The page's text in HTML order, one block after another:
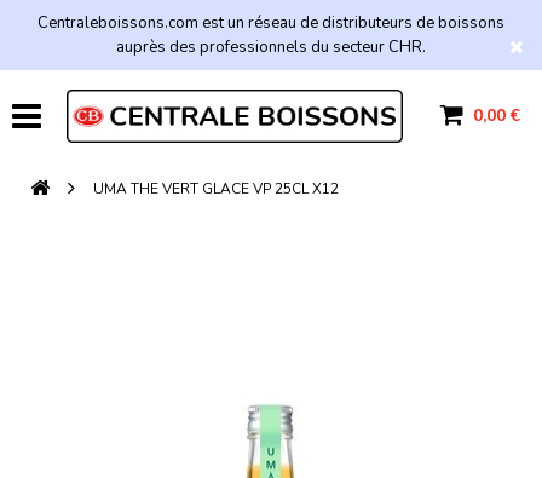
Centraleboissons.com est un réseau de distributeurs de boissons
auprès des professionnels du secteur CHR.
0,00 €
UMA THE VERT GLACE VP 25CL X12